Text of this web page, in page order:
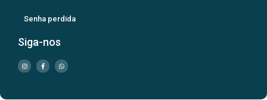
Senha perdida
Siga-nos